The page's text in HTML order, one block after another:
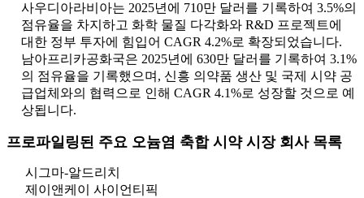
사우디아라비아는 2025년에 710만 달러를 기록하여 3.5%의
점유율을 차지하고 화학 물질 다각화와 R&D 프로젝트에
대한 정부 투자에 힘입어 CAGR 4.2%로 확장되었습니다.
남아프리카공화국은 2025년에 630만 달러를 기록하여 3.1%
의 점유율을 기록했으며, 신흥 의약품 생산 및 국제 시약 공
급업체와의 협력으로 인해 CAGR 4.1%로 성장할 것으로 예
상됩니다.
프로파일링된 주요 오늄염 축합 시약 시장 회사 목록
시그마-알드리치
제이앤케이 사이언티픽